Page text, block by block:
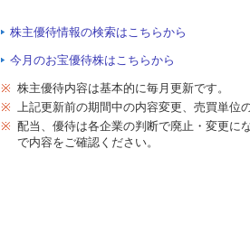
株主優待情報の検索はこちらから
今月のお宝優待株はこちらから
※ 株主優待内容は基本的に毎月更新です。
※ 上記更新前の期間中の内容変更、売買単位
※ 配当、優待は各企業の判断で廃止・変更に
で内容をご確認ください。